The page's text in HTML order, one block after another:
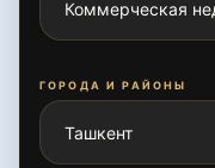
ГОРОДА И РАЙОНЫ